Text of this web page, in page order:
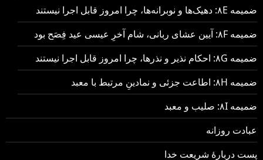
ضمیمه ۸E: دهیک‌ها و نوبرانه‌ها، چرا امروز قابل اجرا نیستند
ضمیمه ۸F: آیین عشای ربانی، شام آخرِ عیسی عید فِصَح بود
ضمیمه ۸G: احکام نذیر و نذرها، چرا امروز قابل اجرا نیستند
ضمیمه ۸H: اطاعت جزئی و نمادینِ مرتبط با معبد
ضمیمه ۸I: صلیب و معبد
عبادت روزانه
پست دربارهٔ شریعت خدا